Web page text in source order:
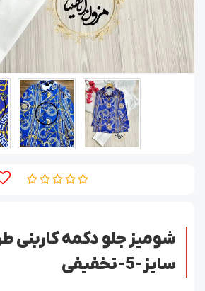
شومیز جلو دکمه کاربنی
سایز-5-تخفیفی